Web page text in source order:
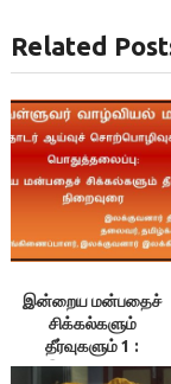
Related
இன்றைய மன்பதைச்
சிக்கல்களும்
தீர்வுகளும் 1 :
இலக்குவனார்